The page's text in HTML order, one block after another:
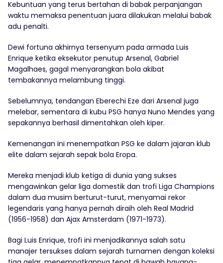
Kebuntuan yang terus bertahan di babak perpanjangan
waktu memaksa penentuan juara dilakukan melalui babak
adu penalti.
Dewi fortuna akhirnya tersenyum pada armada Luis
Enrique ketika eksekutor penutup Arsenal, Gabriel
Magalhaes, gagal menyarangkan bola akibat
tembakannya melambung tinggi.
Sebelumnya, tendangan Eberechi Eze dari Arsenal juga
melebar, sementara di kubu PSG hanya Nuno Mendes yang
sepakannya berhasil dimentahkan oleh kiper.
Kemenangan ini menempatkan PSG ke dalam jajaran klub
elite dalam sejarah sepak bola Eropa.
Mereka menjadi klub ketiga di dunia yang sukses
mengawinkan gelar liga domestik dan trofi Liga Champions
dalam dua musim berturut-turut, menyamai rekor
legendaris yang hanya pernah diraih oleh Real Madrid
(1956-1958) dan Ajax Amsterdam (1971-1973).
Bagi Luis Enrique, trofi ini menjadikannya salah satu
manajer tersukses dalam sejarah turnamen dengan koleksi